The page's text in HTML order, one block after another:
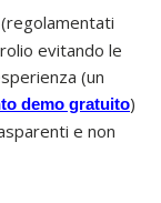
(regolamentati
evitando le
(un
demo gratuito)
e non